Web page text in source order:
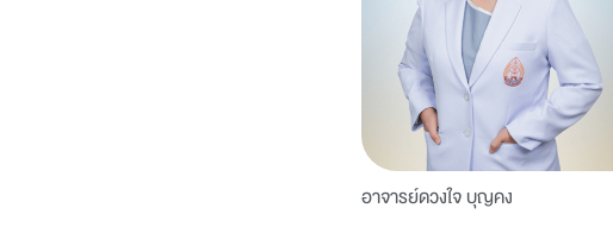
อาจารย์ดวงใจ บุญคง